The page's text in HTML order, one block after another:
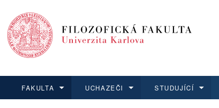
FAKULTA UCHAZEČI STUDUJÍCÍ